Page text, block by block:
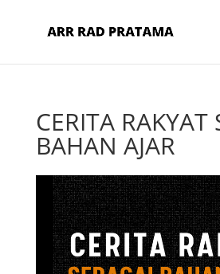
CERITA RAKYAT
BAHAN AJAR